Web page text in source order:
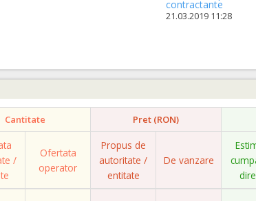
contractante
21.03.2019 11:28
Cantitate Pret (RON)
/
Ofertata
operator
Propus de
autoritate /
entitate
De vanzare